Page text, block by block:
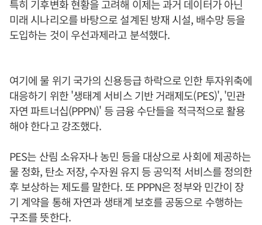
특히 기후변화 현황을 고려해 이제는 과거 데이터가 아닌
미래 시나리오를 바탕으로 설계된 방재 시설, 배수망 등을
도입하는 것이 우선과제라고 분석했다.
여기에 물 위기 국가의 신용등급 하락으로 인한 투자위축에
대응하기 위한 '생태계 서비스 기반 거래제도(PES)', '민관
자연 파트너십(PPPN)' 등 금융 수단들을 적극적으로 활용
해야 한다고 강조했다.
PES는 산림 소유자나 농민 등을 대상으로 사회에 제공하는
물 정화, 탄소 저장, 수자원 유지 등 공익적 서비스를 정의한
후 보상하는 제도를 말한다. 또 PPPN은 정부와 민간이 장
기 계약을 통해 자연과 생태계 보호를 공동으로 수행하는
구조를 뜻한다.